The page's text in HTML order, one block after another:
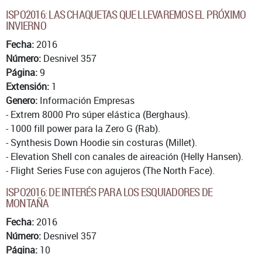
ISPO2016: LAS CHAQUETAS QUE LLEVAREMOS EL PRÓXIMO
INVIERNO
Fecha:2016
Número: Desnivel 357
Página:9
Extensión: 1
Genero: Información Empresas
- Extrem 8000 Pro súper elástica (Berghaus).
- 1000 fill power para la Zero G (Rab).
- Synthesis Down Hoodie sin costuras (Millet).
- Elevation Shell con canales de aireación (Helly Hansen).
- Flight Series Fuse con agujeros (The North Face).
ISPO2016: DE INTERÉS PARA LOS ESQUIADORES DE
MONTAÑA
Fecha:2016
Número: Desnivel 357
Página: 10